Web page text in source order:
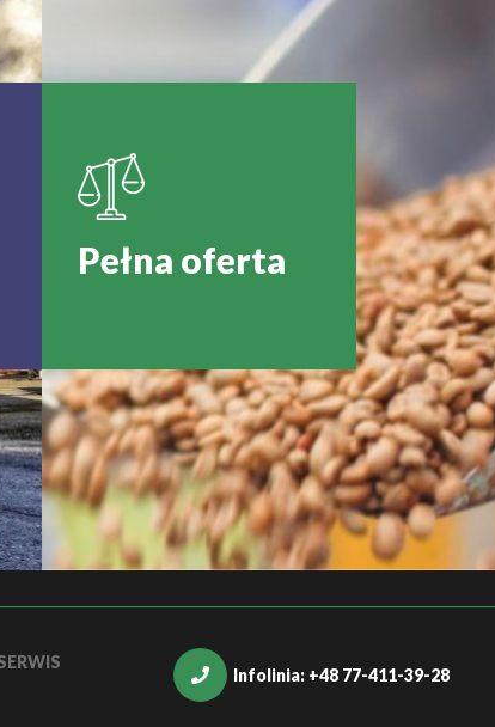
Pełna oferta
Infolinia: +48 77-411-39-28